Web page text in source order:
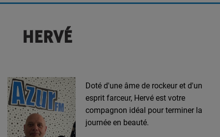
HERVÉ
Doté d'une âme de rockeur et d'un
esprit farceur, Hervé est votre
compagnon idéal pour terminer la
journée en beauté.